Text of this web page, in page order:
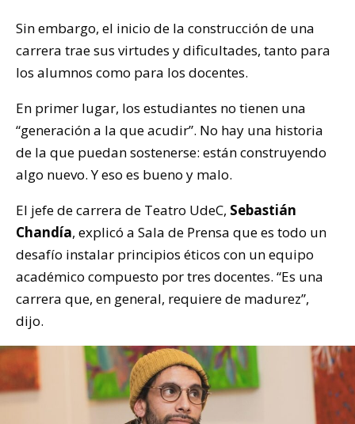
Sin embargo, el inicio de la construcción de una
carrera trae sus virtudes y dificultades, tanto para
los alumnos como para los docentes.
En primer lugar, los estudiantes no tienen una
“generación a la que acudir”. No hay una historia
de la que puedan sostenerse: están construyendo
algo nuevo. Y eso es bueno y malo.
El jefe de carrera de Teatro UdeC, Sebastián
Chandía, explicó a Sala de Prensa que es todo un
desafío instalar principios éticos con un equipo
académico compuesto por tres docentes. “Es una
carrera que, en general, requiere de madurez”,
dijo.